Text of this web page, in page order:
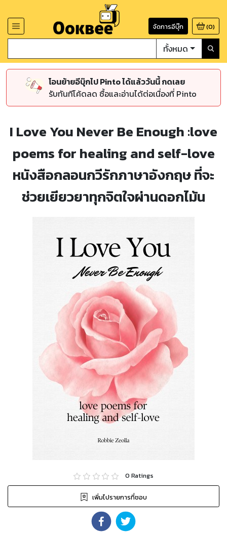
จัดการอีบุ๊ก (0)
ทั้งหมด
โอนย้ายอีบุ๊กไป Pinto ได้แล้ววันนี้ กดเลย
รับทันทีโค้ดลด ซื้อและอ่านได้ต่อเนื่องที่ Pinto
I Love You Never Be Enough :love
poems for healing and self-love
หนังสือกลอนกวีรักภาษาอังกฤษ ที่จะ
ช่วยเยียวยาทุกจิตใจผ่านดอกไม้น
0 Ratings
เพิ่มไปรายการที่ชอบ